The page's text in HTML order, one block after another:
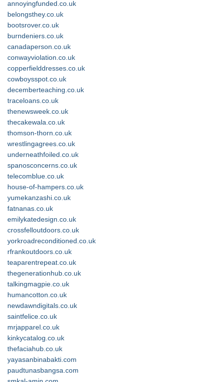
annoyingfunded.co.uk
belongsthey.co.uk
bootsrover.co.uk
burndeniers.co.uk
canadaperson.co.uk
conwayviolation.co.uk
copperfielddresses.co.uk
cowboysspot.co.uk
decemberteaching.co.uk
traceloans.co.uk
thenewsweek.co.uk
thecakewala.co.uk
thomson-thorn.co.uk
wrestlingagrees.co.uk
underneathfoiled.co.uk
spanosconcerns.co.uk
telecomblue.co.uk
house-of-hampers.co.uk
yumekanzashi.co.uk
fatnanas.co.uk
emilykatedesign.co.uk
crossfelloutdoors.co.uk
yorkroadreconditioned.co.uk
rfrankoutdoors.co.uk
teaparentrepeat.co.uk
thegenerationhub.co.uk
talkingmagpie.co.uk
humancotton.co.uk
newdawndigitals.co.uk
saintfelice.co.uk
mrjapparel.co.uk
kinkycatalog.co.uk
thefaciahub.co.uk
yayasanbinabakti.com
paudtunasbangsa.com